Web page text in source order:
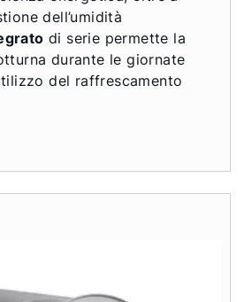
dell’umidità
di serie permette la
durante le giornate
del raffrescamento